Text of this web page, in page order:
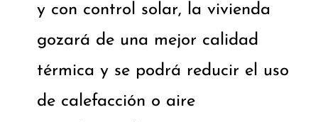
y con control solar, la vivienda
gozará de una mejor calidad
térmica y se podrá reducir el uso
de calefacción o aire